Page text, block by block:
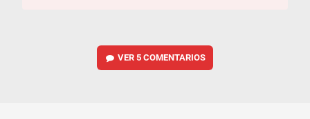
VER5 COMENTARIOS